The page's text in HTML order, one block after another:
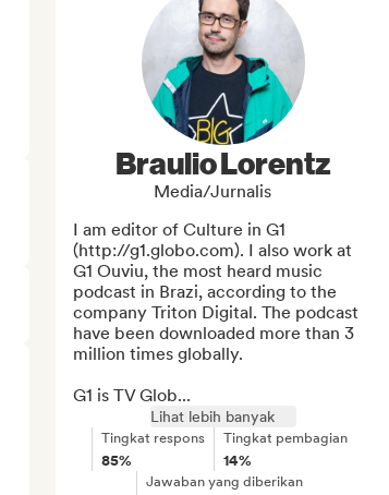
Braulio Lorentz
Media/Jurnalis
I am editor of Culture in G1
(http://g1.globo.com). I also work at
G1 Ouviu, the most heard music
podcast in Brazi, according to the
company Triton Digital. The podcast
have been downloaded more than 3
million times globally.
G1 is TV Glob...
Lihat lebih banyak
Tingkat respons
85%
Tingkat pembagian
14%
Jawaban yang diberikan